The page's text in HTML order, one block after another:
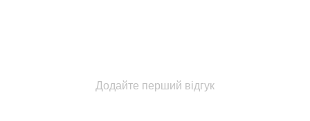
Додайте перший відгук